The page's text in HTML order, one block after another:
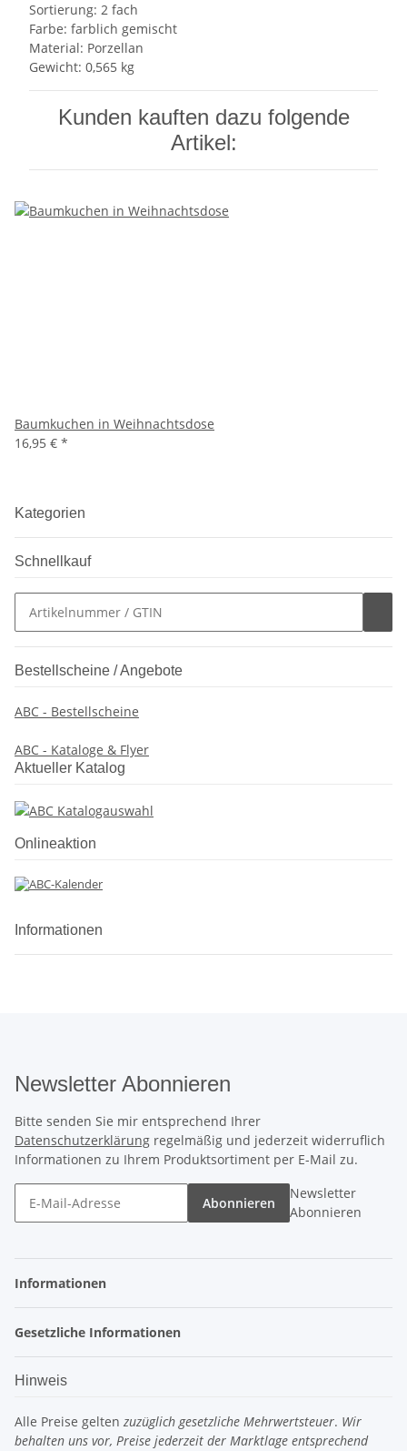
Sortierung: 2 fach
Farbe: farblich gemischt
Material: Porzellan
Gewicht: 0,565 kg
Kunden kauften dazu folgende
Artikel:
Baumkuchen in Weihnachtsdose
16,95 € *
Kategorien
Schnellkauf
Bestellscheine / Angebote
ABC - Bestellscheine
ABC - Kataloge & Flyer
Aktueller Katalog
Onlineaktion
Informationen
Newsletter Abonnieren
Bitte senden Sie mir entsprechend Ihrer
Datenschutzerklärung regelmäßig und jederzeit widerruflich
Informationen zu Ihrem Produktsortiment per E-Mail zu.
Abonnieren
Newsletter
Abonnieren
Informationen
Gesetzliche Informationen
Hinweis
Alle Preise gelten zuzüglich gesetzliche Mehrwertsteuer. Wir
behalten uns vor, Preise jederzeit der Marktlage entsprechend